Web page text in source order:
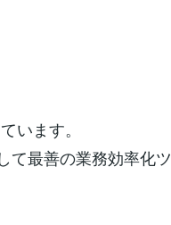
います。
て最善の業務効率化ツ